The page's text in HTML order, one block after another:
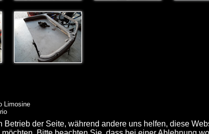
Limosine
der Seite, während andere uns helfen, diese